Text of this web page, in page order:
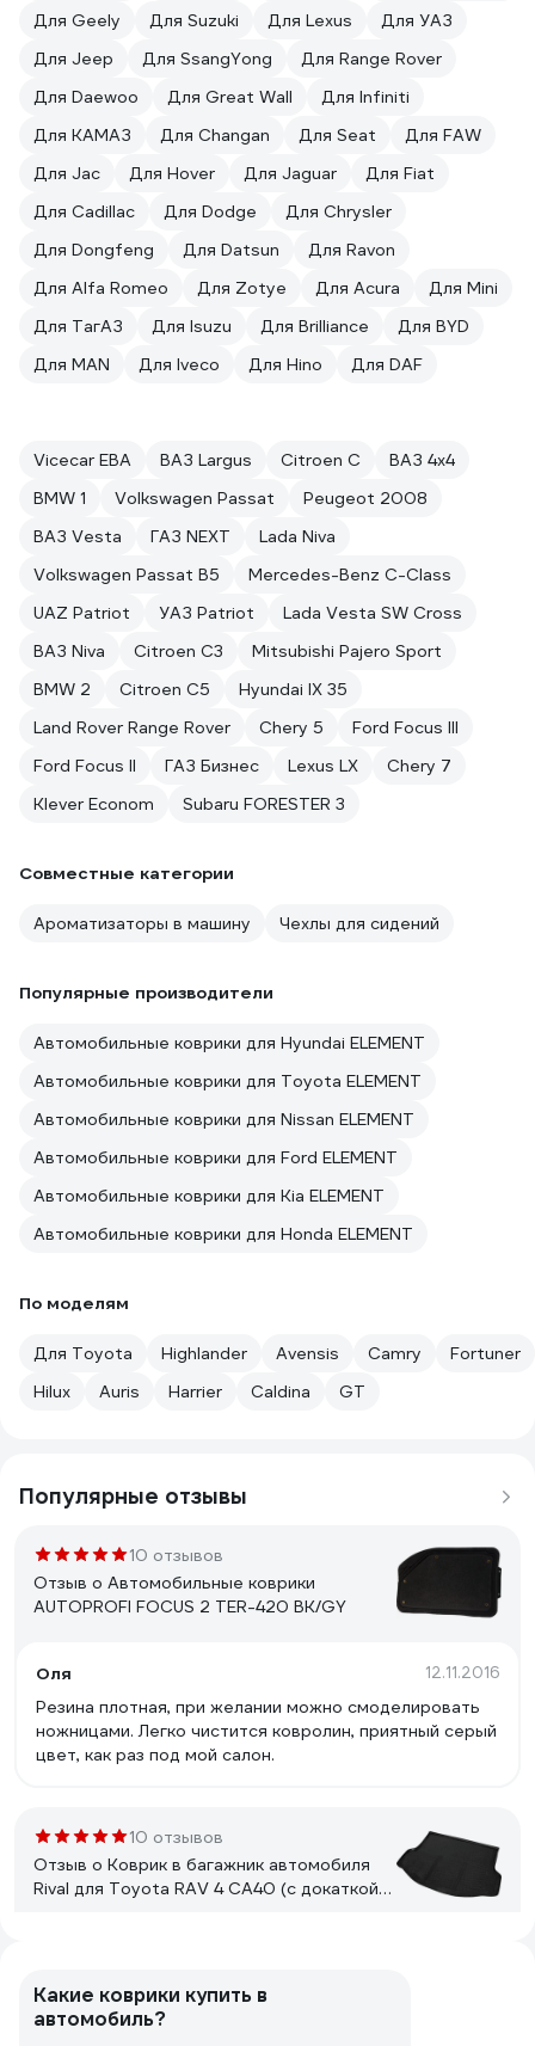
Для Geely Для Suzuki Для Lexus
Для УАЗ
Для Jeep
Для SsangYong
Для Range Rover
Для Daewoo
Для Great Wall
Для Infiniti
Для КАМАЗ
Для Changan Для Seat
Для FAW
Для Jac
Для Hover Для Jaguar
Для Fiat
Для Cadillac
Для Dodge
Для Chrysler
Для Dongfeng
Для Datsun
Для Ravon
Для Alfa Romeo
Для Zotye Для Acura
Для Mini
Для ТагАЗ
Для Isuzu Для Brilliance
Для BYD
Для MAN
Для Iveco Для Hino Для DAF
Vicecar ЕВА ВАЗ Largus Citroen С
ВАЗ 4x4
BMW 1
Volkswagen Passat
Peugeot 2008
ВАЗ Vesta
ГАЗ NEXT
Lada Niva
Volkswagen Passat B5
Mercedes-Benz C-Class
UAZ Patriot
УАЗ Patriot
Lada Vesta SW Cross
ВАЗ Niva
Citroen C3
Mitsubishi Pajero Sport
BMW 2
Citroen C5
Hyundai IX 35
Land Rover Range Rover
Chery 5
Ford Focus III
Ford Focus II
ГАЗ Бизнес Lexus LX
Chery 7
Klever Econom
Subaru FORESTER 3
Совместные категории
Ароматизаторы в машину Чехлы для сидений
Популярные производители
Автомобильные коврики для Hyundai ELEMENT
Автомобильные коврики для Toyota ELEMENT
Автомобильные коврики для Nissan ELEMENT
Автомобильные коврики для Ford ELEMENT
Автомобильные коврики для Kia ELEMENT
Автомобильные коврики для Honda ELEMENT
По моделям
Для Toyota Highlander Avensis Camry
Fortuner
Hilux
Auris Harrier Caldina GT
Популярные отзывы
10 отзывов
Отзыв о Автомобильные коврики
AUTOPROFI FOCUS 2 TER-420 BK/GY
Оля 12.11.2016
Резина плотная, при желании можно смоделировать
ножницами. Легко чистится ковролин, приятный серый
цвет, как раз под мой салон.
10 отзывов
Отзыв о Коврик в багажник автомобиля
Rival для Toyota RAV 4 CA40 (с докаткой)
Идеально подошёл
Какие коврики купить в
автомобиль?